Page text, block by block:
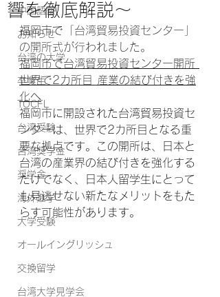
中国語塾
お知らせ
台湾の大学
卒業生
TOCFL
台湾受験
台湾奨学金
奨学金
海外進学
大学受験
オールイングリッシュ
交換留学
台湾大学見学会
響を徹底解説〜
福岡市で 「台湾貿易投資センター」
の開所式が行われました。
福岡市で台湾貿易投資センター開所
世界で2カ所目 産業の結び付きを強
化へ
福岡市に開設された台湾貿易投資セ
ンターは、世界で2カ所目となる重
要な拠点です。この開所は、日本と
台湾の産業界の結び付きを強化する
だけでなく、日本人留学生にとって
も見逃せない新たなメリットをもた
らす可能性があります。